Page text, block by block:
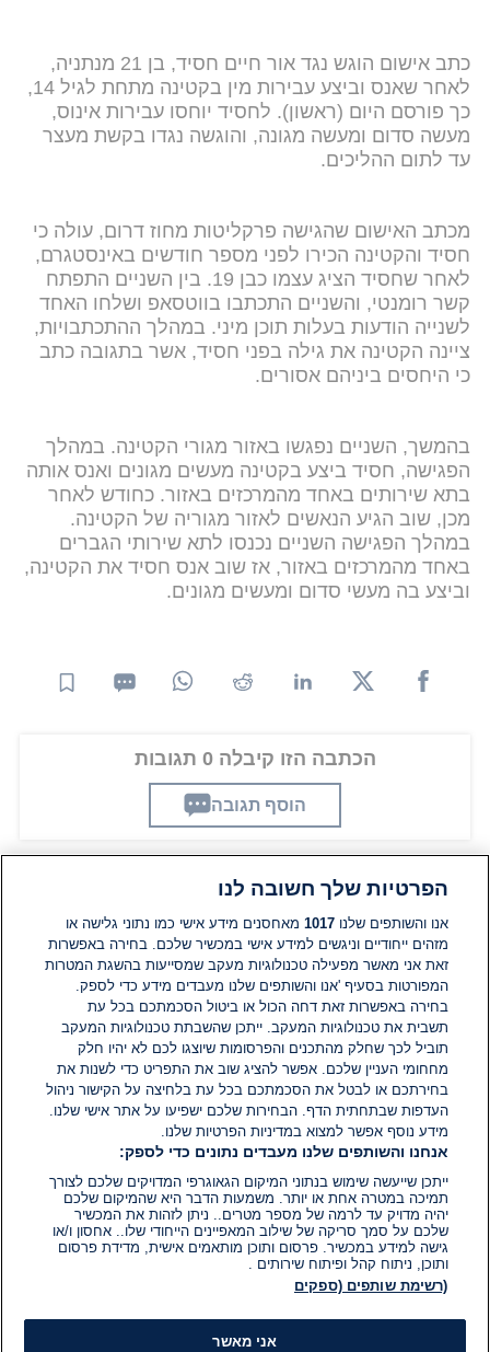
כתב אישום הוגש נגד אור חיים חסיד, בן 21 מנתניה,
לאחר שאנס וביצע עבירות מין בקטינה מתחת לגיל 14,
כך פורסם היום (ראשון). לחסיד יוחסו עבירות אינוס,
מעשה סדום ומעשה מגונה, והוגשה נגדו בקשת מעצר
עד לתום ההליכים.
מכתב האישום שהגישה פרקליטות מחוז דרום, עולה כי
חסיד והקטינה הכירו לפני מספר חודשים באינסטגרם,
לאחר שחסיד הציג עצמו כבן 19. בין השניים התפתח
קשר רומנטי, והשניים התכתבו בווטסאפ ושלחו האחד
לשנייה הודעות בעלות תוכן מיני. במהלך ההתכתבויות,
ציינה הקטינה את גילה בפני חסיד, אשר בתגובה כתב
כי היחסים ביניהם אסורים.
בהמשך, השניים נפגשו באזור מגורי הקטינה. במהלך
הפגישה, חסיד ביצע בקטינה מעשים מגונים ואנס אותה
בתא שירותים באחד מהמרכזים באזור. כחודש לאחר
מכן, שוב הגיע הנאשים לאזור מגוריה של הקטינה.
במהלך הפגישה השניים נכנסו לתא שירותי הגברים
באחד מהמרכזים באזור, אז שוב אנס חסיד את הקטינה,
וביצע בה מעשי סדום ומעשים מגונים.
הכתבה הזו קיבלה 0 תגובות
הוסף תגובה
תגובות
אין עדיין תגובות. היה הראשון להגיב
הוסף תגובה
הפרטיות שלך חשובה לנו
אנו והשותפים שלנו1017 מאחסנים מידע אישי כמו נתוני גלישה או
מזהים ייחודיים וניגשים למידע אישי במכשיר שלכם. בחירה באפשרות
זאת אני מאשר מפעילה טכנולוגיות מעקב שמסייעות בהשגת המטרות
המפורטות בסעיף 'אנו והשותפים שלנו מעבדים מידע כדי לספק.
בחירה באפשרות זאת דחה הכול או ביטול הסכמתכם בכל עת
תשבית את טכנולוגיות המעקב. ייתכן שהשבתת טכנולוגיות המעקב
תוביל לכך שחלק מהתכנים והפרסומות שיוצגו לכם לא יהיו חלק
מחחומי העניין שלכם. אפשר להציג שוב את התפריט כדי לשנות את
בחירתכם או לבטל את הסכמתכם בכל עת בלחיצה על הקישור ניהול
העדפות שבתחתית הדף. הבחירות שלכם ישפיעו על אתר אישי שלנו.
מידע נוסף אפשר למצוא במדיניות הפרטיות שלנו.
אנחנו והשותפים שלנו מעבדים נתונים כדי לספק:
ייתכן שייעשה שימוש בנתוני המיקום הגאוגרפי המדויקים שלכם לצורך
תמיכה במטרה אחת או יותר. משמעות הדבר היא שהמיקום שלכם
יהיה מדויק עד לרמה של מספר מטרים.. ניתן לזהות את המכשיר
שלכם על סמך סריקה של שילוב המאפיינים הייחודי שלו.. אחסון ו/או
גישה למידע במכשיר. פרסום ותוכן מותאמים אישית, מדידת פרסום
ותוכן, ניתוח קהל ופיתוח שירותים .
(רשימת שותפים (ספקים
אני מאשר